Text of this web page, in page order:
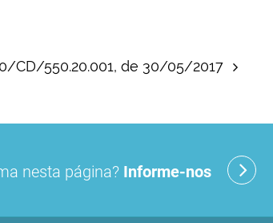
CD/550.20.001, de 30/05/2017
nesta página? Informe-nos